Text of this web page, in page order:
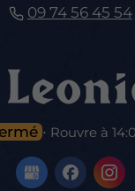
09 74 56 45 54
⋅ Rouvre à